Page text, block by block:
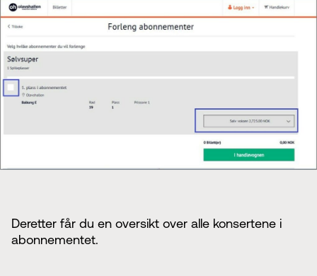
Deretter får du en oversikt over alle konsertene i
abonnementet.